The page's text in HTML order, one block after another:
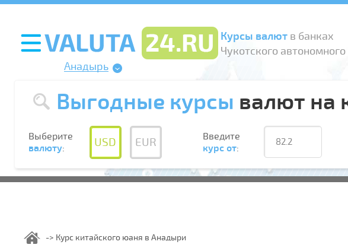
Курсы валютв банках
Чукотского автономного
Анадырь
Выгодные курсы валют на
Выберите
валюту: USD EUR
Введите
курс от:
Курс китайского юаня в Анадыри